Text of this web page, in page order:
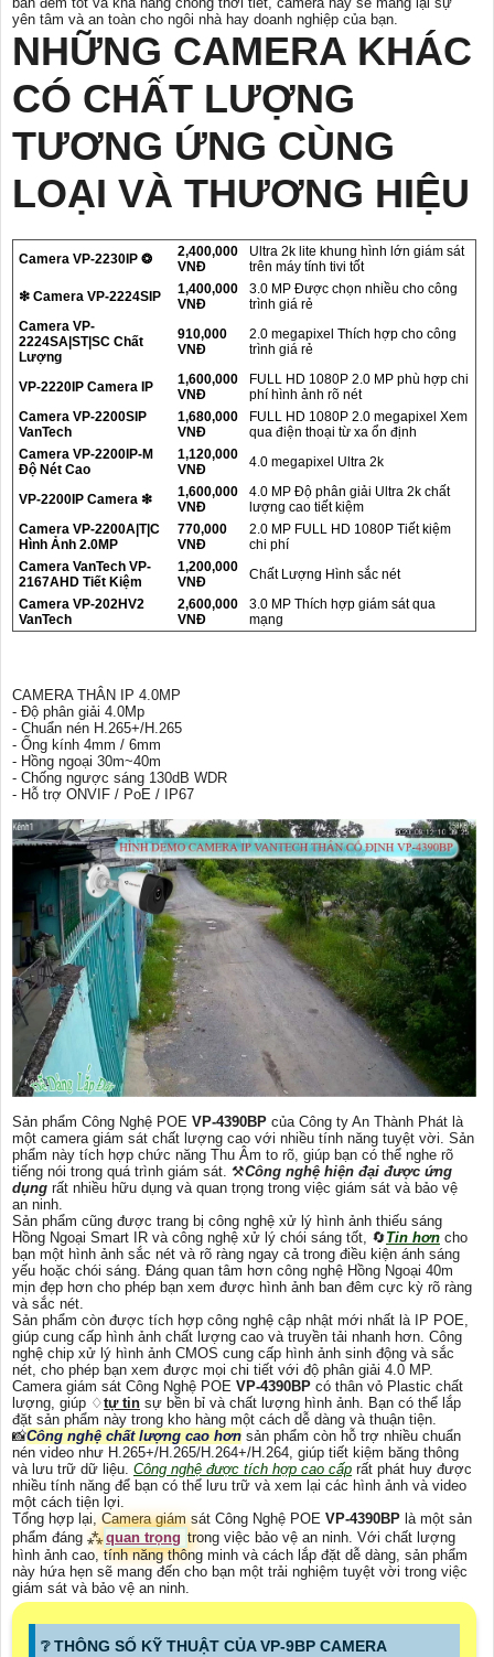
yên tâm và an toàn cho ngôi nhà hay doanh nghiệp của bạn.
NHỮNG CAMERA KHÁC
CÓ CHẤT LƯỢNG
TƯƠNG ỨNG CÙNG
LOẠI VÀ THƯƠNG HIỆU
Camera VP-2230IP ❂
2,400,000
VNĐ
Ultra 2k lite khung hình lớn giám sát
trên máy tính tivi tốt
❇ Camera VP-2224SIP
1,400,000
VNĐ
3.0 MP Được chọn nhiều cho công
trình giá rẻ
Camera VP-
2224SA|ST|SC Chất
Lượng
910,000
VNĐ
2.0 megapixel Thích hợp cho công
trình giá rẻ
VP-2220IP Camera IP
1,600,000
VNĐ
FULL HD 1080P 2.0 MP phù hợp chi
phí hình ảnh rõ nét
Camera VP-2200SIP
VanTech
1,680,000
VNĐ
FULL HD 1080P 2.0 megapixel Xem
qua điện thoại từ xa ổn định
Camera VP-2200IP-M
Độ Nét Cao
1,120,000
VNĐ
4.0 megapixel Ultra 2k
VP-2200IP Camera ❇
1,600,000
VNĐ
4.0 MP Độ phân giải Ultra 2k chất
lượng cao tiết kiệm
Camera VP-2200A|T|C
Hình Ảnh 2.0MP
770,000
VNĐ
2.0 MP FULL HD 1080P Tiết kiệm
chi phí
Camera VanTech VP-
2167AHD Tiết Kiệm
1,200,000
VNĐ
Chất Lượng Hình sắc nét
Camera VP-202HV2
VanTech
2,600,000
VNĐ
3.0 MP Thích hợp giám sát qua
mạng
CAMERA THÂN IP 4.0MP
- Độ phân giải 4.0Mp
- Chuẩn nén H.265+/H.265
- Ống kính 4mm / 6mm
- Hồng ngoại 30m~40m
- Chống ngược sáng 130dB WDR
- Hỗ trợ ONVIF / PoE / IP67
Sản phẩm Công Nghệ POE VP-4390BP của Công ty An Thành Phát là
một camera giám sát chất lượng cao với nhiều tính năng tuyệt vời. Sản
phẩm này tích hợp chức năng Thu Âm to rõ, giúp bạn có thể nghe rõ
tiếng nói trong quá trình giám sát. ⚒Công nghệ hiện đại được ứng
dụng rất nhiều hữu dụng và quan trọng trong việc giám sát và bảo vệ
an ninh.
Sản phẩm cũng được trang bị công nghệ xử lý hình ảnh thiếu sáng
Hồng Ngoại Smart IR và công nghệ xử lý chói sáng tốt, 🔄Tin hơn cho
bạn một hình ảnh sắc nét và rõ ràng ngay cả trong điều kiện ánh sáng
yếu hoặc chói sáng. Đáng quan tâm hơn công nghệ Hồng Ngoại 40m
mịn đẹp hơn cho phép bạn xem được hình ảnh ban đêm cực kỳ rõ ràng
và sắc nét.
Sản phẩm còn được tích hợp công nghệ cập nhật mới nhất là IP POE,
giúp cung cấp hình ảnh chất lượng cao và truyền tải nhanh hơn. Công
nghệ chip xử lý hình ảnh CMOS cung cấp hình ảnh sinh động và sắc
nét, cho phép bạn xem được mọi chi tiết với độ phân giải 4.0 MP.
Camera giám sát Công Nghệ POE VP-4390BP có thân vỏ Plastic chất
lượng, giúp ♢tự tin sự bền bỉ và chất lượng hình ảnh. Bạn có thể lắp
đặt sản phẩm này trong kho hàng một cách dễ dàng và thuận tiện.
📸Công nghệ chất lượng cao hơn sản phẩm còn hỗ trợ nhiều chuẩn
nén video như H.265+/H.265/H.264+/H.264, giúp tiết kiệm băng thông
và lưu trữ dữ liệu. Công nghệ được tích hợp cao cấp rất phát huy được
nhiều tính năng để bạn có thể lưu trữ và xem lại các hình ảnh và video
một cách tiện lợi.
Tổng hợp lại, Camera giám sát Công Nghệ POE VP-4390BP là một sản
phẩm đáng ⁂quan trọng trong việc bảo vệ an ninh. Với chất lượng
hình ảnh cao, tính năng thông minh và cách lắp đặt dễ dàng, sản phẩm
này hứa hẹn sẽ mang đến cho bạn một trải nghiệm tuyệt vời trong việc
giám sát và bảo vệ an ninh.
❔ THÔNG SỐ KỸ THUẬT CỦA VP-9BP CAMERA